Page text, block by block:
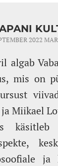
2022
algab
mis on
Miikael
ja